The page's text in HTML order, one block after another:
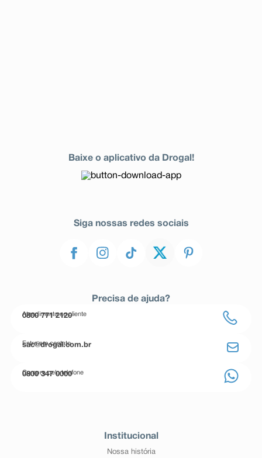
Baixe o aplicativo da Drogal!
Siga nossas redes sociais
Precisa de ajuda?
Atendimento ao cliente
0800 771 2120
Entre em contato
sac@drogal.com.br
Compre pelo telefone
0800 347 0000
Institucional
Nossa história